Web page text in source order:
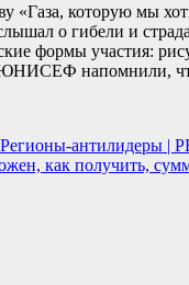
которую мы
о гибели и
формы участия:
напомнили,
Регионы-антилидеры |
как получить,